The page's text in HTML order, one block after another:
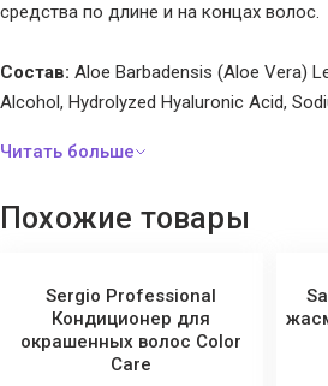
средства по длине и на концах волос.
Состав: Aloe Barbadensis (Aloe Vera)
Alcohol, Hydrolyzed Hyaluronic Acid,
Hydrolyzed Rice Protein*, Punica
Panthenol, Glycerin, Tocopheryl Acetate
Alcohol, VP/DMAPA Acrylates
Acid, Phenoxyethanol, Chlorphenesin,
Salicylate, Alpha-iso-Methylionone.
Похожие товары
Sergio Professional
Кондиционер для
окрашенных волос Color
Care